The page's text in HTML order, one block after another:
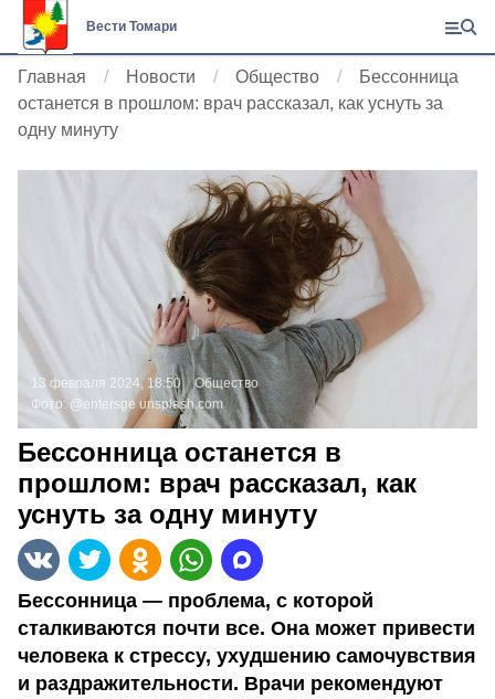
Вести Томари
Главная Новости Общество
Бессонница
останется в прошлом: врач рассказал, как уснуть за
одну минуту
13 февраля 2024, 18:50
Общество
Фото:@entersge unsplash.com
Бессонница останется в
прошлом: врач рассказал, как
уснуть за одну минуту
Бессонница — проблема, с которой
сталкиваются почти все. Она может привести
человека к стрессу, ухудшению самочувствия
и раздражительности. Врачи рекомендуют